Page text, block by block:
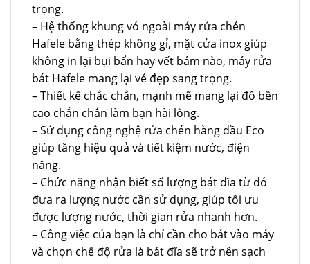
trọng.
– Hệ thống khung vỏ ngoài máy rửa chén
Hafele bằng thép không gỉ, mặt cửa inox giúp
không in lại bụi bẩn hay vết bám nào, máy rửa
bát Hafele mang lại vẻ đẹp sang trọng.
– Thiết kế chắc chắn, mạnh mẽ mang lại đồ bền
cao chắn chắn làm bạn hài lòng.
– Sử dụng công nghệ rửa chén hàng đầu Eco
giúp tăng hiệu quả và tiết kiệm nước, điện
năng.
– Chức năng nhận biết số lượng bát đĩa từ đó
đưa ra lượng nước cần sử dụng, giúp tối ưu
được lượng nước, thời gian rửa nhanh hơn.
– Công việc của bạn là chỉ cần cho bát vào máy
và chọn chế độ rửa là bát đĩa sẽ trở nên sạch